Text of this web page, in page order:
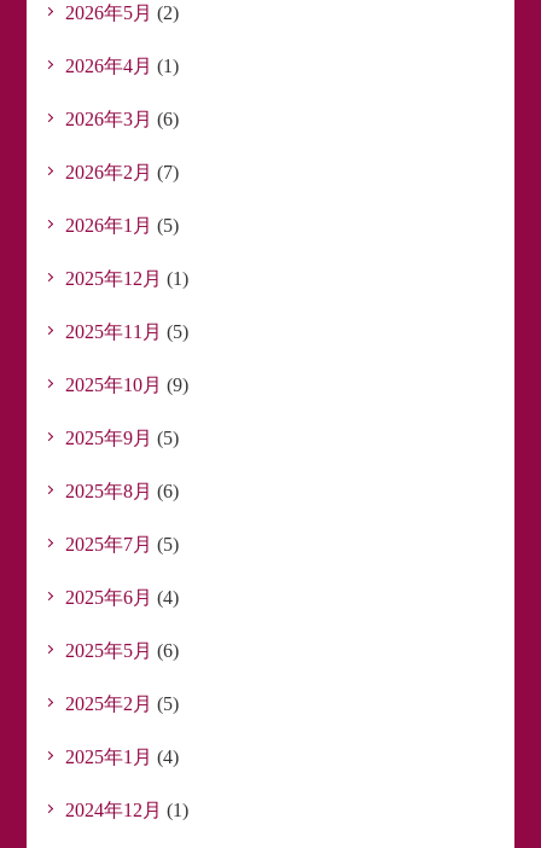
2026年5月 (2)
2026年4月 (1)
2026年3月 (6)
2026年2月 (7)
2026年1月 (5)
2025年12月 (1)
2025年11月 (5)
2025年10月 (9)
2025年9月 (5)
2025年8月 (6)
2025年7月 (5)
2025年6月 (4)
2025年5月 (6)
2025年2月 (5)
2025年1月 (4)
2024年12月 (1)